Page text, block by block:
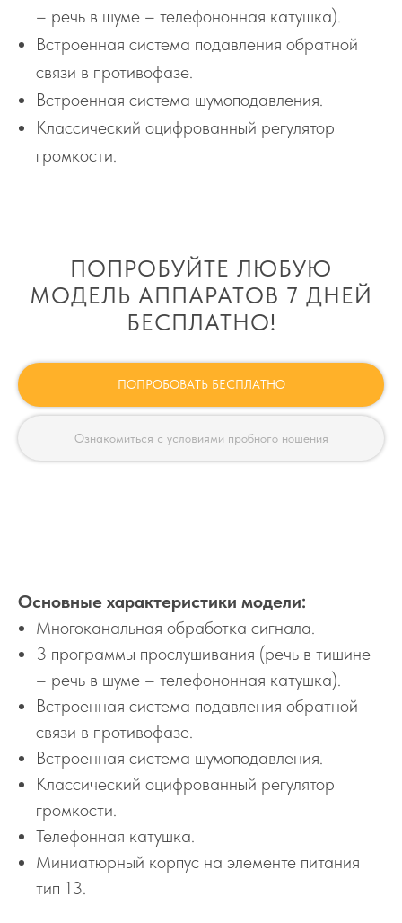
– речь в шуме – телефононная катушка).
Встроенная система подавления обратной
связи в противофазе.
Встроенная система шумоподавления.
Классический оцифрованный регулятор
громкости.
ПОПРОБУЙТЕ ЛЮБУЮ
МОДЕЛЬ АППАРАТОВ 7 ДНЕЙ
БЕСПЛАТНО!
ПОПРОБОВАТЬ БЕСПЛАТНО
Ознакомиться с условиями пробного ношения
Основные характеристики модели:
Многоканальная обработка сигнала.
3 программы прослушивания (речь в тишине
– речь в шуме – телефононная катушка).
Встроенная система подавления обратной
связи в противофазе.
Встроенная система шумоподавления.
Классический оцифрованный регулятор
громкости.
Телефонная катушка.
Миниатюрный корпус на элементе питания
тип 13.